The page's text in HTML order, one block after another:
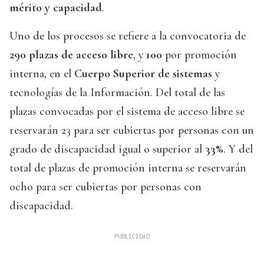
mérito y capacidad.
Uno de los procesos se refiere a la convocatoria de
290 plazas de acceso libre, y100 por promoción
interna, en el Cuerpo Superior de sistemas y
tecnologías de la Información. Del total de las
plazas convocadas por el sistema de acceso libre se
reservarán 23 para ser cubiertas por personas con un
grado de discapacidad igual o superior al 33%. Y del
total de plazas de promoción interna se reservarán
ocho para ser cubiertas por personas con
discapacidad.